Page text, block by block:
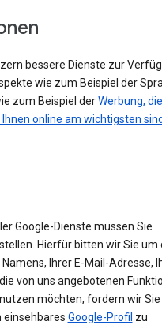
bessere Dienste zur
wie zum Beispiel der
zum Beispiel derWerbung,
Ihnen online am wichtigsten sind
Google-Dienste müssen Sie
Hierfür bitten wir Sie um
Ihrer E-Mail-Adresse,
von uns angebotenen
möchten, fordern wir Sie
Google-Profil zu